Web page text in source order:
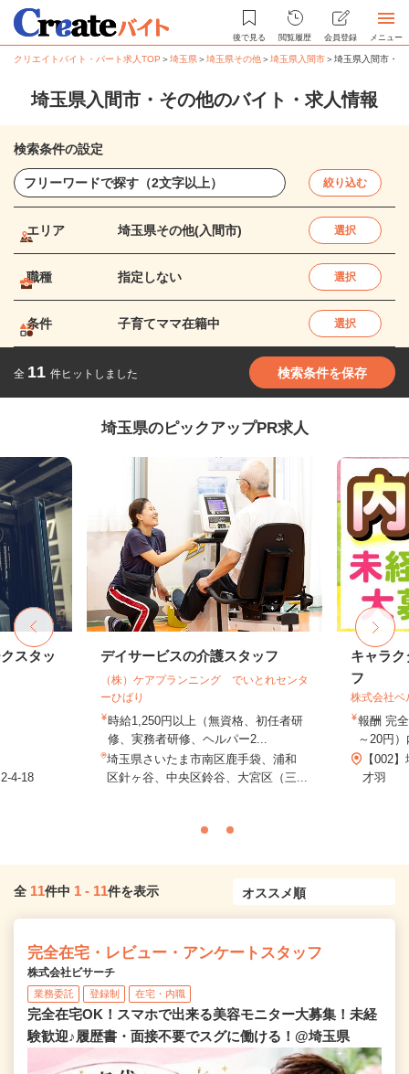
後で見る 閲覧履歴 会員登録 メニュー
クリエイトバイト・パート求人TOP ＞埼玉県＞埼玉県その他＞埼玉県入間市＞埼玉県入間市・
埼玉県入間市・その他のバイト・求人情報
検索条件の設定
絞り込む
エリア 埼玉県その他(入間市) 選択
職種 指定しない 選択
条件 子育てママ在籍中 選択
全 11 件ヒットしました 検索条件を保存
埼玉県のピックアップPR求人
スタッ
4-18
デイサービスの介護スタッフ
（株）ケアプランニング でいとれセンタ
ーひばり
時給1,250円以上（無資格、初任者研
修、実務者研修、ヘルパー2...
埼玉県さいたま市南区鹿手袋、浦和
区針ヶ谷、中央区鈴谷、大宮区（三...
キャラ
フ
株式会社ベ
報酬 完
～20円
【002
才羽
全 11件中 1 - 11件を表示
完全在宅・レビュー・アンケートスタッフ
株式会社ビサーチ
業務委託 登録制 在宅・内職
完全在宅OK！スマホで出来る美容モニター大募集！未経
験歓迎♪履歴書・面接不要でスグに働ける！@埼玉県